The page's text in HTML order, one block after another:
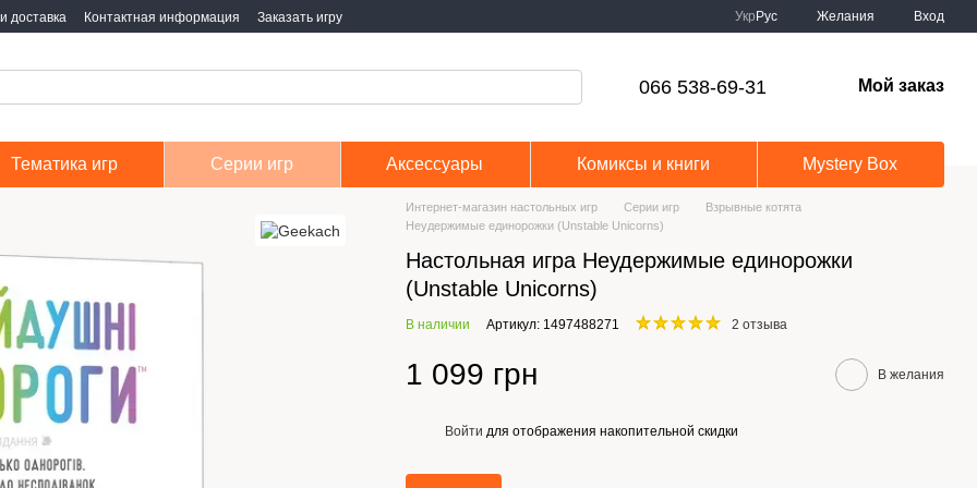
доставка Контактная информация Заказать игру Укр Рус Желания Вход
066 538-69-31 Мой заказ
Тематика игр Серии игр Аксессуары Комиксы и книги Mystery Box
Интернет-магазин настольных игр Серии игр
Взрывные котята
Неудержимые единорожки (Unstable Unicorns)
Настольная игра Неудержимые единорожки
(Unstable Unicorns)
В наличии Артикул: 1497488271 2 отзыва
1 099 грн В желания
Войти для отображения накопительной скидки